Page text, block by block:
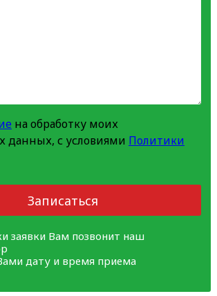
на обработку моих
данных, с условиями Политики
Записаться
заявки Вам позвонит наш
дату и время приема